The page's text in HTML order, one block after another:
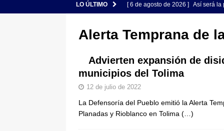
LO ÚLTIMO [ 6 de agosto de 2026 ] Así será la
[ 6 de agosto de 2026 ] Pacto
una “desobediencia civil” desde el
[ 6 de agosto de 2026 ]
Espriella: tradición, simbolismo y
ÚLTIMO
Alerta Temprana de
Advierten expansión de
municipios del Tolima
12 de julio de 2022
La Defensoría del Pueblo emitió la Alerta
Planadas y Rioblanco en Tolima (…)